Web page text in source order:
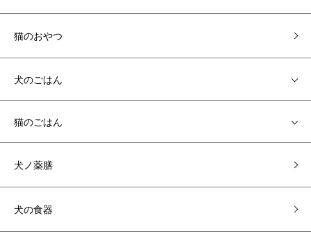
猫のおやつ
犬のごはん
猫のごはん
犬ノ薬膳
犬の食器